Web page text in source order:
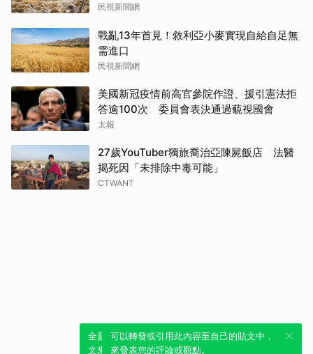
民視新聞網
戰亂13年首見！敘利亞小麥實現自給自足無
需進口
民視新聞網
美國新冠疫情前高官參院作證、援引憲法拒
答逾100次 委員會表決通過藐視國會
太報
27歲YouTuber獨旅喬治亞陳屍飯店 法醫
揭死因「未排除中毒可能」
CTWANT
全新體驗！一鍵引用此內容，透過發布貼
文來輕鬆表達個人立場。
可以轉發或引用此內容至自己的貼文中，
來發表您的評論或觀點。